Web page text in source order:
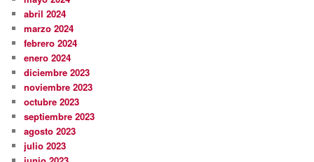
abril 2024
marzo 2024
febrero 2024
enero 2024
diciembre 2023
noviembre 2023
octubre 2023
septiembre 2023
agosto 2023
julio 2023